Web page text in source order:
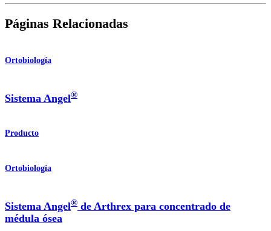
Páginas Relacionadas
Ortobiología
Sistema Angel®
Producto
Ortobiología
Sistema Angel® de Arthrex para concentrado de
médula ósea